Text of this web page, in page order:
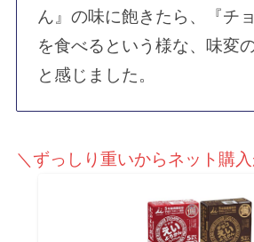
ん』の味に飽きたら、『チ
を食べるという様な、味変
と感じました。
＼ずっしり重いからネット購